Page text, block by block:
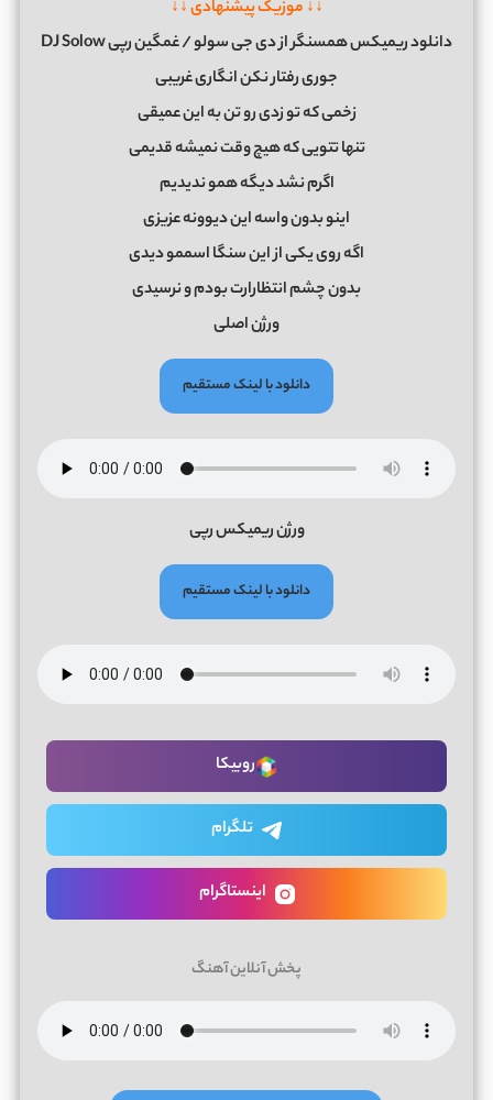
↓↓ موزیک پیشنهادی ↓↓
دانلود ریمیکس همسنگر از دی جی سولو / غمگین رپی DJ Solow
جوری رفتار نکن انگاری غریبی
زخمی که تو زدی رو تن به این عمیقی
تنها تتویی که هیچ وقت نمیشه قدیمی
اگرم نشد دیگه همو ندیدیم
اینو بدون واسه این دیوونه عزیزی
اگه روی یکی از این سنگا اسممو دیدی
بدون چشم انتظارارت بودم و نرسیدی
ورژن اصلی
دانلود با لینک مستقیم
ورژن ریمیکس رپی
دانلود با لینک مستقیم
روبیکا
تلگرام
اینستاگرام
پخش آنلاین آهنگ